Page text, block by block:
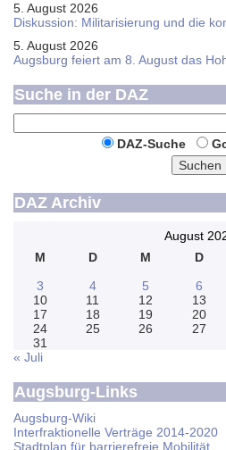
5. August 2026
Diskussion: Mi­li­ta­ri­sie­rung und die
5. August 2026
Augsburg feiert am 8. August das
Suche in der DAZ
DAZ-Suche
Suchen
DAZ Archiv
August
M
D M D
3
4 5 6
10
11 12 13
17
18 19 20
24
25 26 27
31
« Juli
Augsburg-Links
Augsburg-Wiki
Interfraktionelle Verträge 2014-2020
Stadtplan für barrierefreie Mobilität